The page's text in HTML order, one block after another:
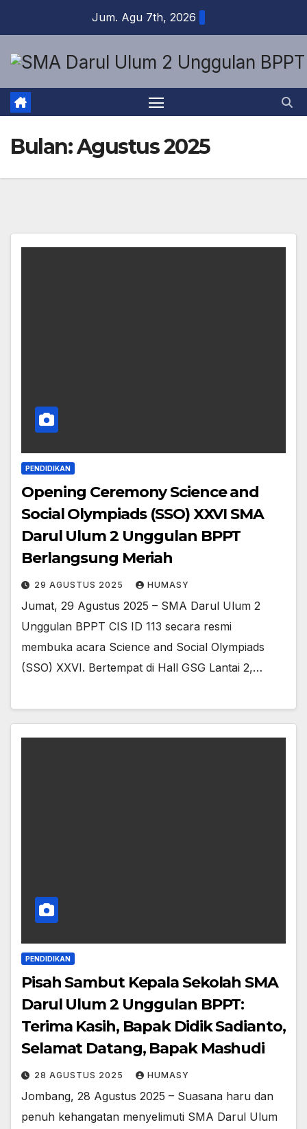
content
Jum. Agu 7th, 2026
Bulan:Agustus 2025
PENDIDIKAN
Opening Ceremony Science and
Social Olympiads (SSO) XXVI SMA
Darul Ulum 2 Unggulan BPPT
Berlangsung Meriah
29 AGUSTUS 2025 HUMASY
Jumat, 29 Agustus 2025 – SMA Darul Ulum 2
Unggulan BPPT CIS ID 113 secara resmi
membuka acara Science and Social Olympiads
(SSO) XXVI. Bertempat di Hall GSG Lantai 2,…
PENDIDIKAN
Pisah Sambut Kepala Sekolah SMA
Darul Ulum 2 Unggulan BPPT:
Terima Kasih, Bapak Didik Sadianto,
Selamat Datang, Bapak Mashudi
28 AGUSTUS 2025 HUMASY
Jombang, 28 Agustus 2025 – Suasana haru dan
penuh kehangatan menyelimuti SMA Darul Ulum